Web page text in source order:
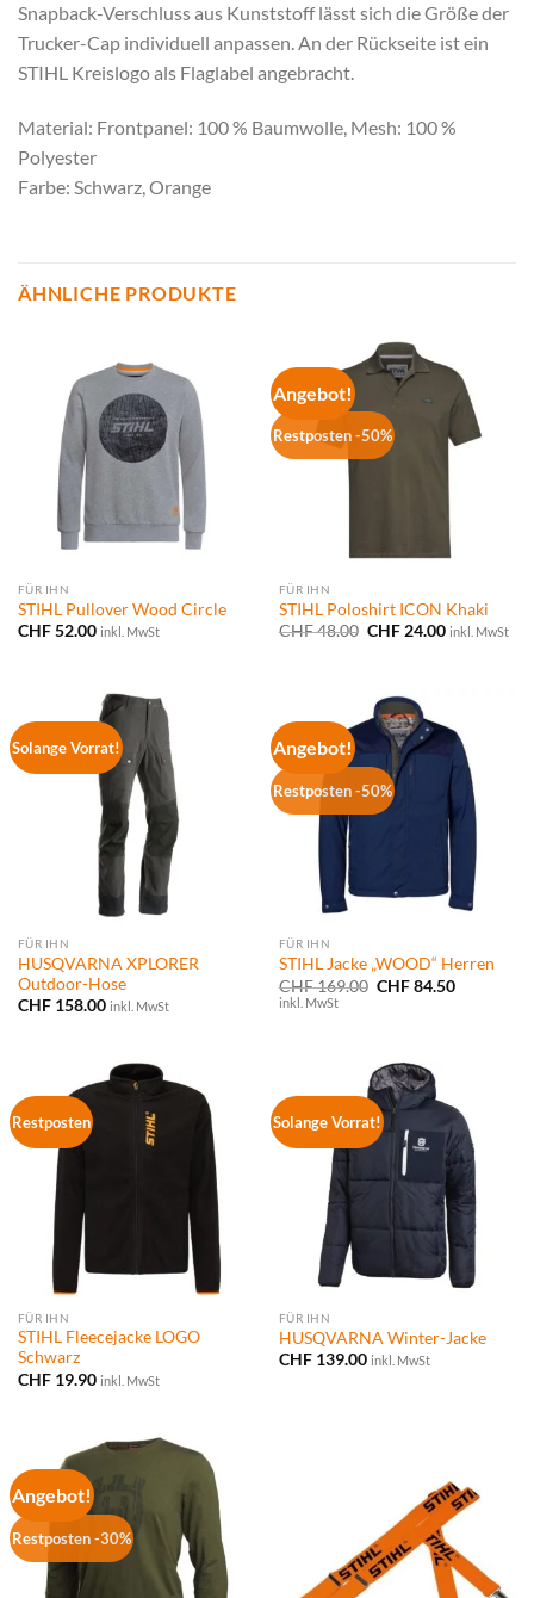
Snapback-Verschluss aus Kunststoff lässt sich die Größe der
Trucker-Cap individuell anpassen. An der Rückseite ist ein
STIHL Kreislogo als Flaglabel angebracht.
Material: Frontpanel: 100 % Baumwolle, Mesh: 100 %
Polyester
Farbe: Schwarz, Orange
ÄHNLICHE PRODUKTE
FÜR IHN
STIHL Pullover Wood Circle
CHF52.00 inkl. MwSt
Angebot!
Restposten -50%
FÜR IHN
STIHL Poloshirt ICON Khaki
CHF48.00 Ursprünglicher
CHF24.00Aktueller
inkl. MwSt
Solange Vorrat!
FÜR IHN
HUSQVARNA XPLORER
Outdoor-Hose
CHF158.00 inkl. MwSt
Angebot!
Restposten -50%
FÜR IHN
STIHL Jacke „WOOD“ Herren
CHF169.00 Ursprünglicher
CHF84.50Aktueller
inkl. MwSt
Restposten
FÜR IHN
STIHL Fleecejacke LOGO
Schwarz
CHF19.90 inkl. MwSt
Solange Vorrat!
FÜR IHN
HUSQVARNA Winter-Jacke
CHF139.00 inkl. MwSt
Angebot!
Restposten -30%